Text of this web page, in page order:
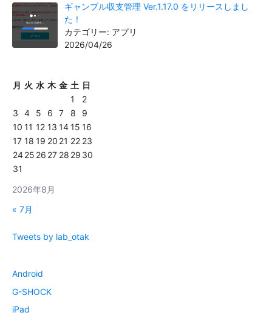
ギャンブル収支管理 Ver.1.17.0 をリリースしまし
た！
カテゴリー: アプリ
2026/04/26
2026年8月
月 火 水 木 金 土 日
1
2
3
4 5 6 7 8
9
10 11 12 13 1415 16
17 18 19 20 21 22 23
2425 26 27 28 29 30
31
« 7月
Tweets by lab_otak
Android
G-SHOCK
iPad